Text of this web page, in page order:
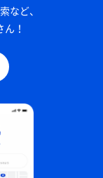
など、
！